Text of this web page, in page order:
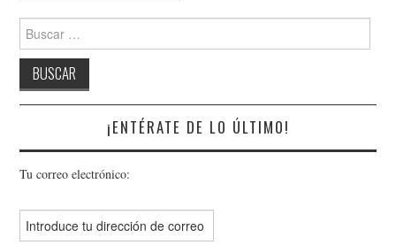
Buscar:
¡ENTÉRATE DE LO ÚLTIMO!
Tu correo electrónico: